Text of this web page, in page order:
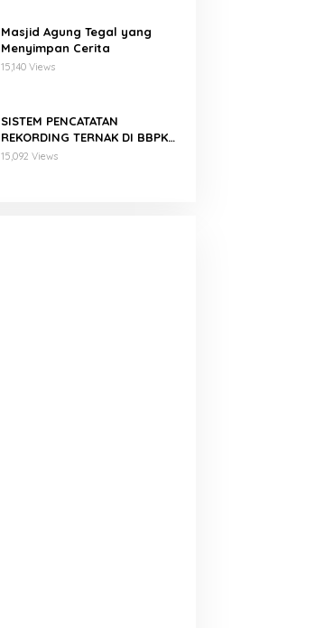
Masjid Agung Tegal yang
Menyimpan Cerita
15,140 Views
SISTEM PENCATATAN
REKORDING TERNAK DI BBPKH
MENGGUNAKAN GOOGLE FORM
15,092 Views